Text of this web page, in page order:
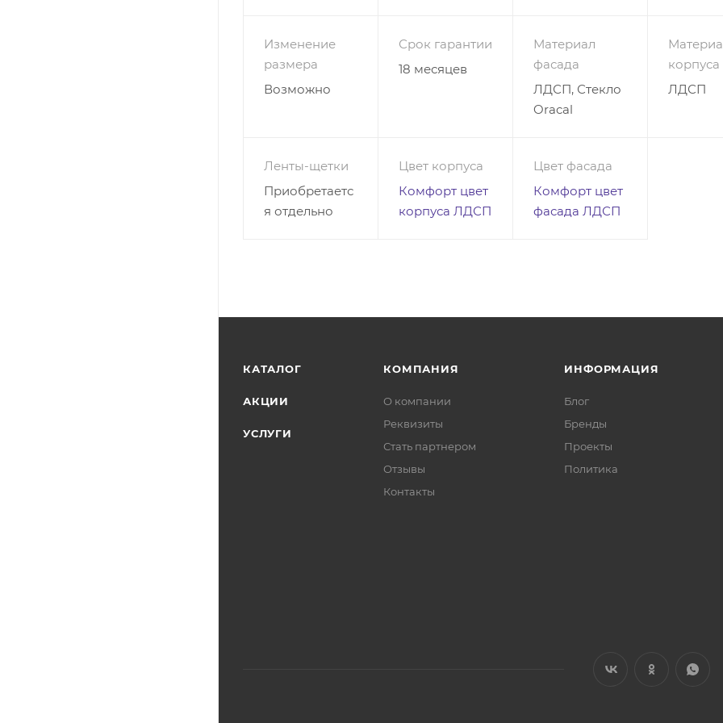
цене шкаф-купе РИАЛ-ПРО-12 предлагается у нас.
Изменение
размера
Возможно
Срок гарантии
18 месяцев
Материал
фасада
ЛДСП, Стекло
Oracal
корпуса
ЛДСП
Ленты-щетки
Приобретаетс
я отдельно
Цвет корпуса
Комфорт цвет
корпуса ЛДСП
Цвет фасада
Комфорт цвет
фасада ЛДСП
КАТАЛОГ
АКЦИИ
УСЛУГИ
КОМПАНИЯ
О компании
Реквизиты
Стать партнером
Отзывы
Контакты
ИНФОРМАЦИЯ
Блог
Бренды
Проекты
Политика